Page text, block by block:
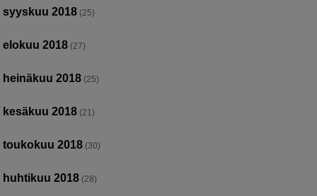
syyskuu 2018 (25)
elokuu 2018 (27)
heinäkuu 2018 (25)
kesäkuu 2018 (21)
toukokuu 2018 (30)
huhtikuu 2018 (28)